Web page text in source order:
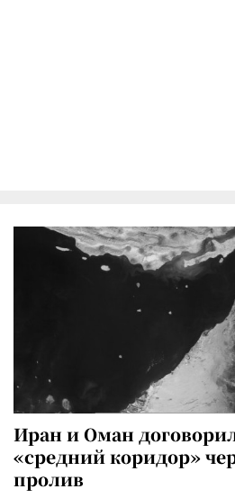
Иран и Оман
«средний коридор»
пролив